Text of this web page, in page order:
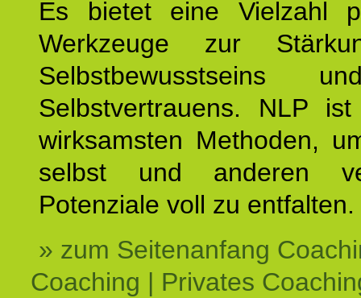
Es bietet eine Vielzahl
Werkzeuge zur
Selbstbewusstseins
Selbstvertrauens. NLP
wirksamsten Methoden,
selbst und anderen
Potenziale voll zu entfalten.
» zum Seitenanfang
Coaching | Privates